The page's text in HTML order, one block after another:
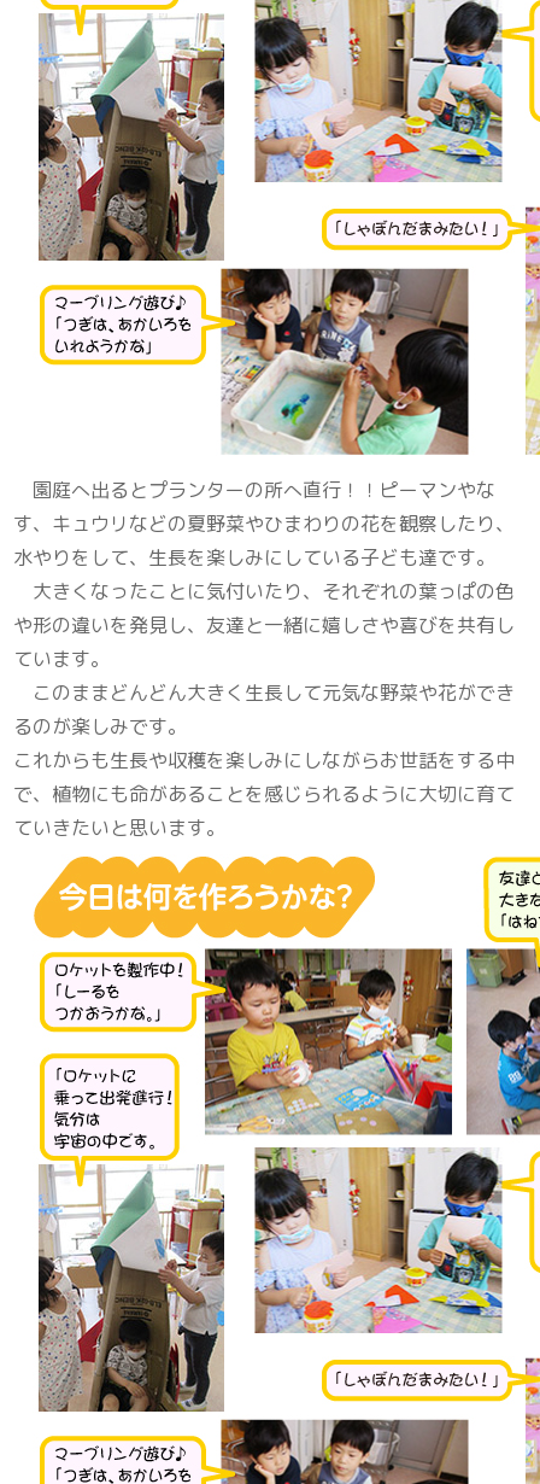
園庭へ出るとプランターの所へ直行！！ピーマンやな
す、キュウリなどの夏野菜やひまわりの花を観察したり、
水やりをして、生長を楽しみにしている子ども達です。
大きくなったことに気付いたり、それぞれの葉っぱの色
や形の違いを発見し、友達と一緒に嬉しさや喜びを共有し
ています。
このままどんどん大きく生長して元気な野菜や花ができ
るのが楽しみです。
これからも生長や収穫を楽しみにしながらお世話をする中
で、植物にも命があることを感じられるように大切に育て
ていきたいと思います。